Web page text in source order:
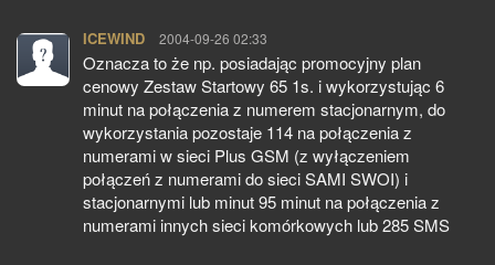
ICEWIND pisze:
2004-09-26 02:33
Oznacza to że np. posiadając promocyjny plan
cenowy Zestaw Startowy 65 1s. i wykorzystując 6
minut na połączenia z numerem stacjonarnym, do
wykorzystania pozostaje 114 na połączenia z
numerami w sieci Plus GSM (z wyłączeniem
połączeń z numerami do sieci SAMI SWOI) i
stacjonarnymi lub minut 95 minut na połączenia z
numerami innych sieci komórkowych lub 285 SMS